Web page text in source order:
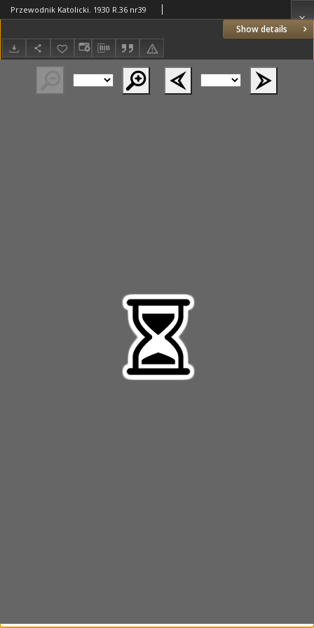
Show details
Przewodnik Katolicki. 1930 R.36 nr39